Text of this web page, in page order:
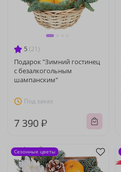
5 (21)
Подарок "Зимний гостинец
с безалкогольным
шампанским"
Под заказ
7 390 ₽
Сезонные цветы